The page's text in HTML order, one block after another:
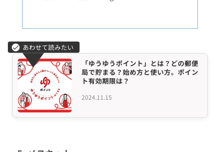
2024.11.15
「ゆうゆうポイント」とは？どの郵便
局で貯まる？始め方と使い方。ポイン
ト有効期限は？